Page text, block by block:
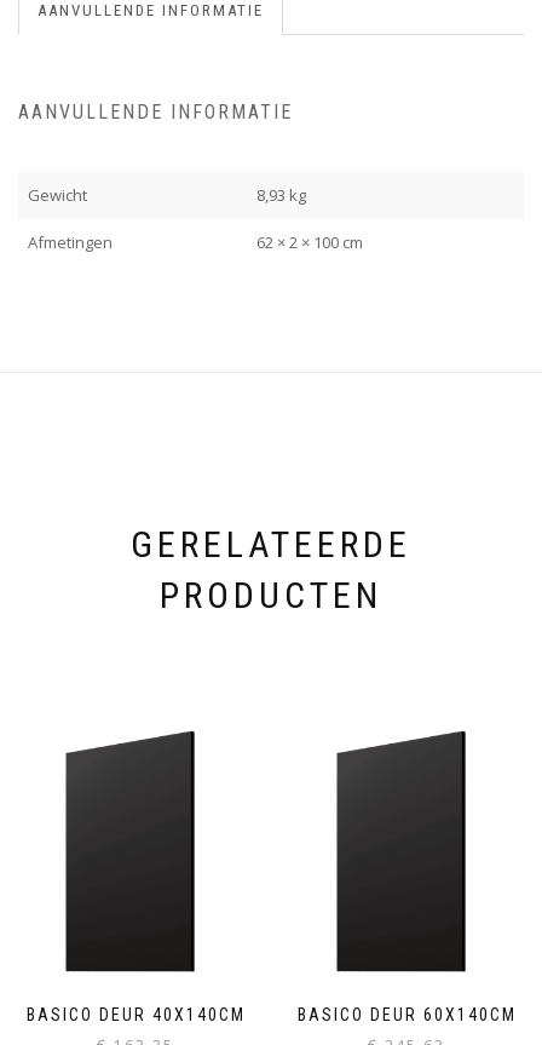
AANVULLENDE INFORMATIE
AANVULLENDE INFORMATIE
Gewicht 8,93 kg
Afmetingen 62 × 2 × 100 cm
GERELATEERDE
PRODUCTEN
BASICO DEUR 40X140CM BASICO DEUR 60X140CM